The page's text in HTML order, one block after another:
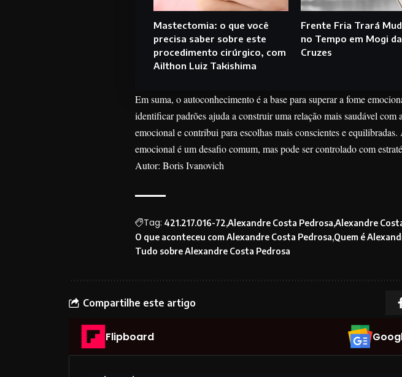
Mastectomia: o que você
precisa saber sobre este
procedimento cirúrgico, com
Ailthon Luiz Takishima
Frente Fria Trará
no Tempo em Mogi
Cruzes
Em suma, o autoconhecimento é a base para superar a fome
identificar padrões ajuda a construir uma relação mais saudável
emocional e contribui para escolhas mais conscientes e
emocional é um desafio comum, mas pode ser controlado com
Autor: Boris Ivanovich
Tag: 421.217.016-72 Alexandre Costa Pedrosa Alexandre
O que aconteceu com Alexandre Costa Pedrosa Quem é
Tudo sobre Alexandre Costa Pedrosa
Compartilhe este artigo
Flipboard